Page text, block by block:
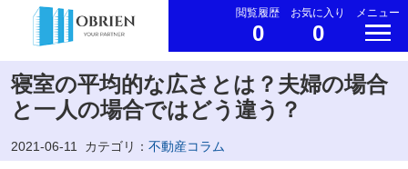
閲覧履歴
0
お気に入り
0
メニュー
寝室の平均的な広さとは？夫婦の場合
と一人の場合ではどう違う？
2021-06-11 カテゴリ： 不動産コラム